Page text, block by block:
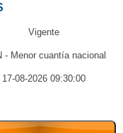
Vigente
- Menor cuantía nacional
17-08-2026 09:30:00